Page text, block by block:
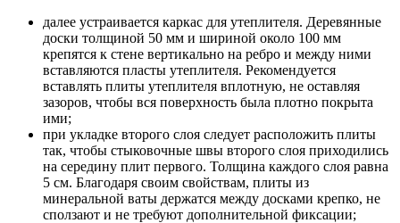
далее устраивается каркас для утеплителя. Деревянные
доски толщиной 50 мм и шириной около 100 мм
крепятся к стене вертикально на ребро и между ними
вставляются пласты утеплителя. Рекомендуется
вставлять плиты утеплителя вплотную, не оставляя
зазоров, чтобы вся поверхность была плотно покрыта
ими;
при укладке второго слоя следует расположить плиты
так, чтобы стыковочные швы второго слоя приходились
на середину плит первого. Толщина каждого слоя равна
5 см. Благодаря своим свойствам, плиты из
минеральной ваты держатся между досками крепко, не
сползают и не требуют дополнительной фиксации;